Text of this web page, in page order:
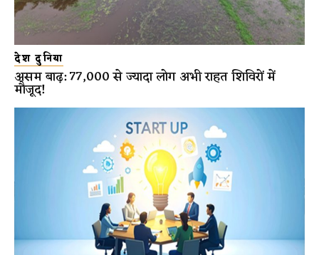
देश दुनिया
असम बाढ़: 77,000 से ज्यादा लोग अभी राहत शिविरों में
मौजूद!